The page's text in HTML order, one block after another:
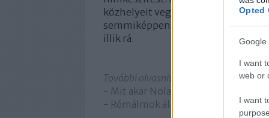
Opted
Google
I want
web or
I want
közhelyeit vegyíti az álom-, és
semmiképpen sem mestermű. A
illik rá.
További olvasnivaló:
- Mit akar Nolan az agyunkba ültetni?
- Rémálmok álmodói – 12 VR-film